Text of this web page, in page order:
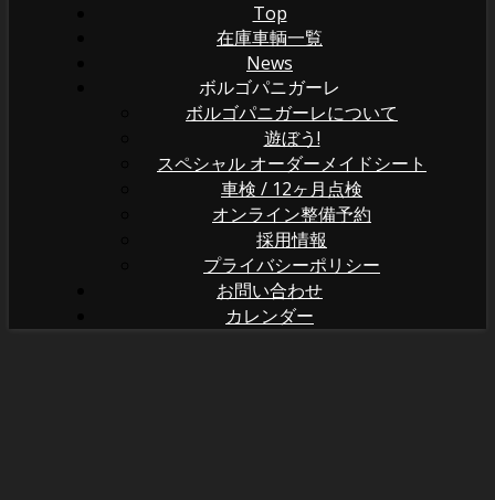
Top
在庫車輌一覧
News
ボルゴパニガーレ
ボルゴパニガーレについて
遊ぼう!
スペシャル オーダーメイドシート
車検 / 12ヶ月点検
オンライン整備予約
採用情報
プライバシーポリシー
お問い合わせ
カレンダー